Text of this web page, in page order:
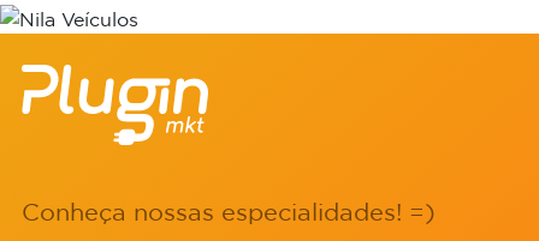
Conheça nossas especialidades! =)